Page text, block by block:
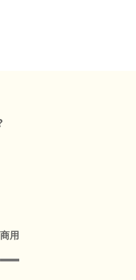
商用